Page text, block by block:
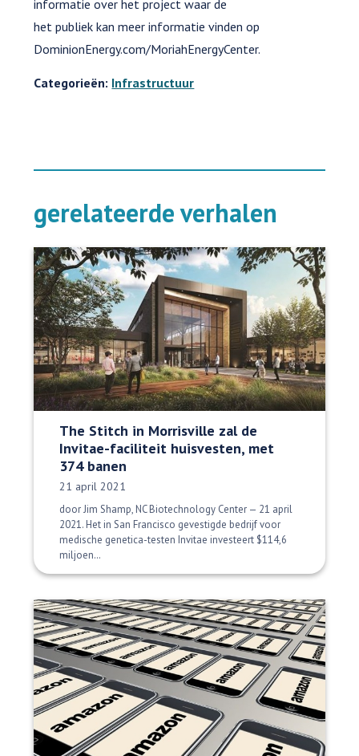
informatie over het project waar de
het publiek kan meer informatie vinden op
DominionEnergy.com/MoriahEnergyCenter.
Categorieën: Infrastructuur
gerelateerde verhalen
The Stitch in Morrisville zal de
Invitae-faciliteit huisvesten, met
374 banen
Datum gepubliceerd:
21 april 2021
door Jim Shamp, NC Biotechnology Center — 21 april
2021. Het in San Francisco gevestigde bedrijf voor
medische genetica-testen Invitae investeert $114,6
miljoen…